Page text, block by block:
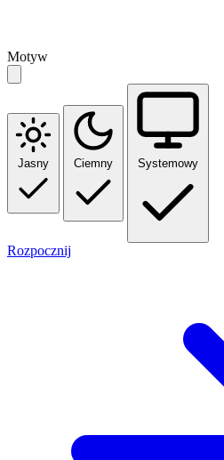
Motyw
Jasny Ciemny Systemowy
Rozpocznij